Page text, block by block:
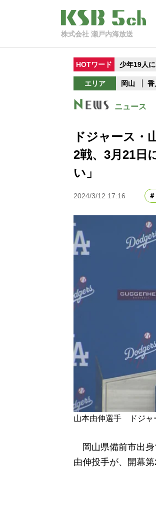
株式会社 瀬戸内海放送
HOTワード 少年19人
エリア 岡山 香
ニュース
ドジャース
2戦、3月21日
い」
2024/3/12 17:16
山本由伸選手 ドジャ
岡山県備前市出身
由伸投手が、開幕